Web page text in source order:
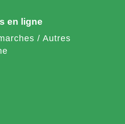
en ligne
/ Autres